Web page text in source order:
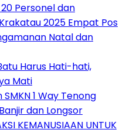
Personel dan
2025 Empat Pos
Natal dan
Harus Hati-hati,
Mati
SMKN 1 Way Tenong
dan Longsor
KEMANUSIAAN UNTUK